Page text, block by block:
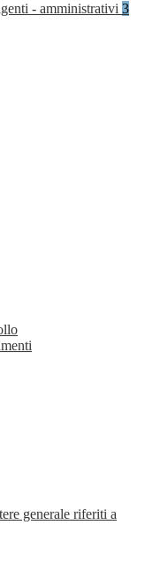
- amministrativi 3
generale riferiti a